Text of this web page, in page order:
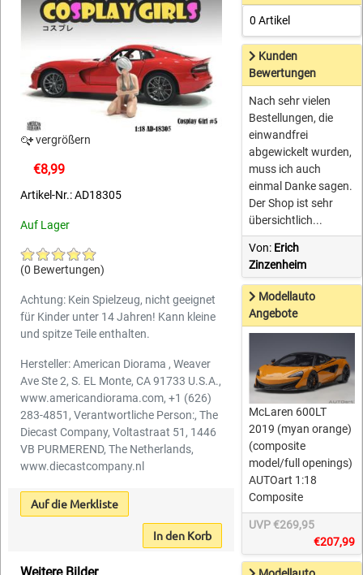
vergrößern
€8,99
Artikel-Nr.: AD18305
Auf Lager
(0 Bewertungen)
Achtung: Kein Spielzeug, nicht geeignet
für Kinder unter 14 Jahren! Kann kleine
und spitze Teile enthalten.
Hersteller: American Diorama , Weaver
Ave Ste 2, S. EL Monte, CA 91733 U.S.A.,
www.americandiorama.com, +1 (626)
283-4851, Verantwortliche Person:, The
Diecast Company, Voltastraat 51, 1446
VB PURMEREND, The Netherlands,
www.diecastcompany.nl
Auf die Merkliste
In den Korb
0 Artikel
Kunden
Bewertungen
Nach sehr vielen
Bestellungen, die
einwandfrei
abgewickelt wurden,
muss ich auch
einmal Danke sagen.
Der Shop ist sehr
übersichtlich...
Von: Erich
Zinzenheim
Modellauto
Angebote
McLaren 600LT
2019 (myan orange)
(composite
model/full openings)
AUTOart 1:18
Composite
UVP €269,95
€207,99